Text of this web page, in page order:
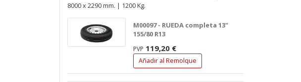
8000 x 2290 mm. | 1200 Kg.
M00097 - RUEDA completa 13"
155/80 R13
PVP 119,20 €
Añadir al Remolque